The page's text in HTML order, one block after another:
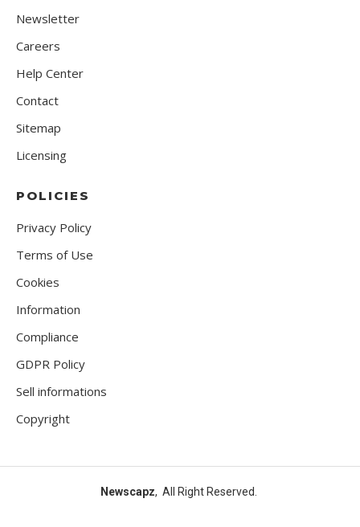
Newsletter
Careers
Help Center
Contact
Sitemap
Licensing
POLICIES
Privacy Policy
Terms of Use
Cookies
Information
Compliance
GDPR Policy
Sell informations
Copyright
Newscapz, All Right Reserved.